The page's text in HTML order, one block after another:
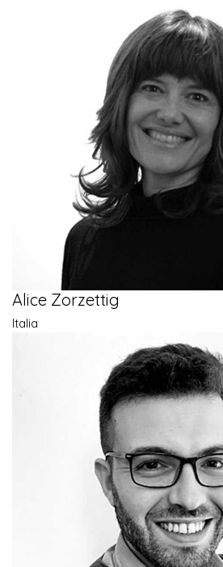
Alice Zorzettig
Italia